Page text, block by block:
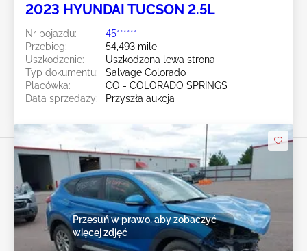
2023 HYUNDAI TUCSON 2.5L
Nr pojazdu:
45******
Przebieg:
54,493 mile
Uszkodzenie:
Uszkodzona lewa strona
Typ dokumentu:
Salvage Colorado
Placówka:
CO - COLORADO SPRINGS
Data sprzedaży:
Przyszła aukcja
Przesuń w prawo, aby zobaczyć
więcej zdjęć